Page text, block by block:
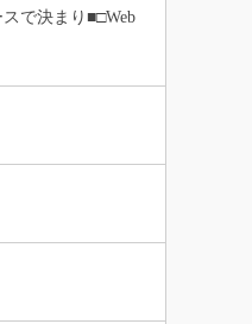
で決まり■□Web